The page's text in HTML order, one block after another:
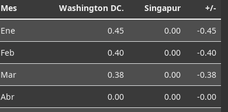
Mes Washington DC. Singapur +/-
Ene 0.45 0.00
-0.45
Feb
0.40 0.00
-0.40
Mar
0.38 0.00
-0.38
Abr
0.00 0.00
-0.00